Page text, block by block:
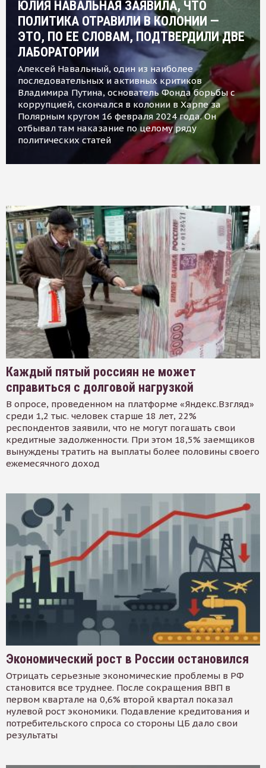
ЮЛИЯ НАВАЛЬНАЯ ЗАЯВИЛА, ЧТО
ПОЛИТИКА ОТРАВИЛИ В КОЛОНИИ —
ЭТО, ПО ЕЕ СЛОВАМ, ПОДТВЕРДИЛИ ДВЕ
ЛАБОРАТОРИИ
Алексей Навальный, один из наиболее
последовательных и активных критиков
Владимира Путина, основатель Фонда борьбы с
коррупцией, скончался в колонии в Харпе за
Полярным кругом 16 февраля 2024 года. Он
отбывал там наказание по целому ряду
политических статей
Каждый пятый россиян не может
справиться с долговой нагрузкой
В опросе, проведенном на платформе «Яндекс.Взгляд»
среди 1,2 тыс. человек старше 18 лет, 22%
респондентов заявили, что не могут погашать свои
кредитные задолженности. При этом 18,5% заемщиков
вынуждены тратить на выплаты более половины своего
ежемесячного доход
Экономический рост в России остановился
Отрицать серьезные экономические проблемы в РФ
становится все труднее. После сокращения ВВП в
первом квартале на 0,6% второй квартал показал
нулевой рост экономики. Подавление кредитования и
потребительского спроса со стороны ЦБ дало свои
результаты